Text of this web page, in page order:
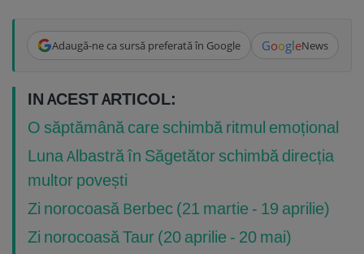
Adaugă-ne ca sursă preferată în Google GoogleNews
IN ACEST ARTICOL:
O săptămână care schimbă ritmul emoțional
Luna Albastră în Săgetător schimbă direcția
multor povești
Zi norocoasă Berbec (21 martie - 19 aprilie)
Zi norocoasă Taur (20 aprilie - 20 mai)